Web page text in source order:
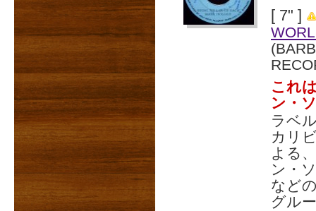
[ 7" ]
これ
ン・
ラベ
カリ
よる
ン・
など
グル